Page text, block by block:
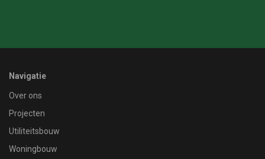
Navigatie
Over ons
Projecten
Utiliteitsbouw
Woningbouw